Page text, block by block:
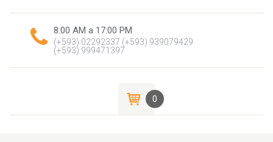
8:00 AM a 17:00 PM
(+593) 02292337 (+593) 939079429
(+593) 999471397
0